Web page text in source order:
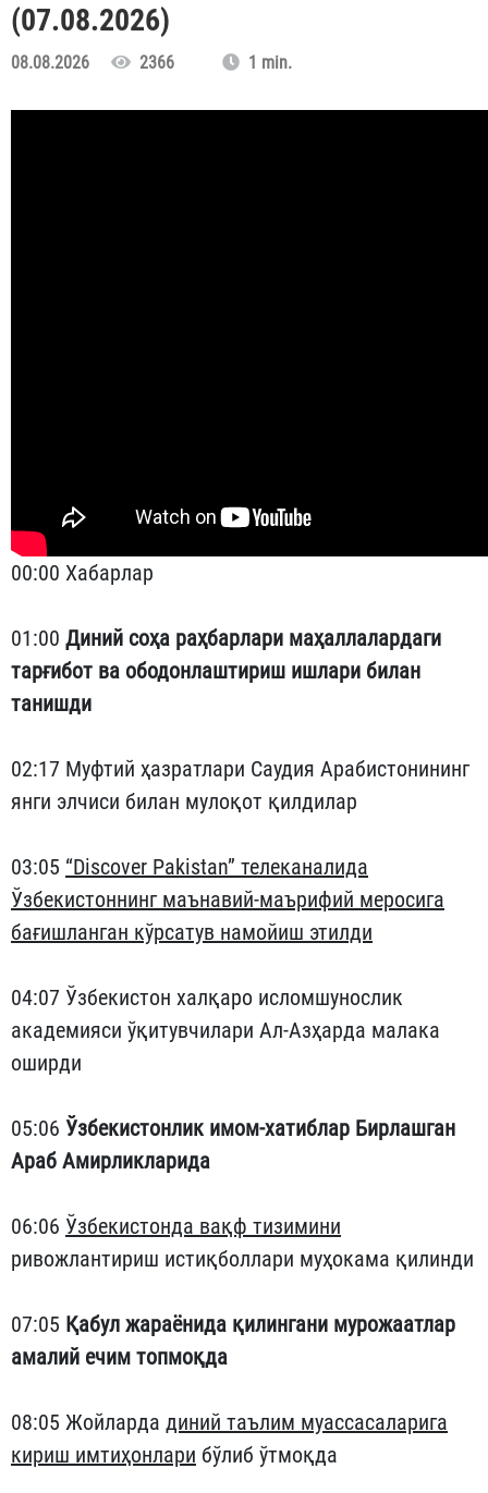
(07.08.2026)
08.08.2026 2366 1 min.
00:00 Хабарлар
01:00 Диний соҳа раҳбарлари маҳаллалардаги
тарғибот ва ободонлаштириш ишлари билан
танишди
02:17 Муфтий ҳазратлари Саудия Арабистонининг
янги элчиси билан мулоқот қилдилар
03:05 “Discover Pakistan” телеканалида
Ўзбекистоннинг маънавий-маърифий меросига
бағишланган кўрсатув намойиш этилди
04:07 Ўзбекистон халқаро исломшунослик
академияси ўқитувчилари Ал-Азҳарда малака
оширди
05:06 Ўзбекистонлик имом-хатиблар Бирлашган
Араб Амирликларида
06:06 Ўзбекистонда вақф тизимини
ривожлантириш истиқболлари муҳокама қилинди
07:05 Қабул жараёнида қилингани мурожаатлар
амалий ечим топмоқда
08:05 Жойларда диний таълим муассасаларига
кириш имтиҳонлари бўлиб ўтмоқда